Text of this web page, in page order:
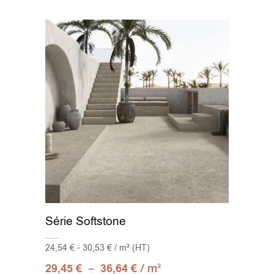
33x66.5(5)
33x100(1)
37.5x75 (4)
37X75(2)
40x120
45.2x45.2 (4)
45x45(16)
50x100 C3 (1)
Série Softstone
24,54 € - 30,53 € / m² (HT)
29,45€ – 36,64€ / m2